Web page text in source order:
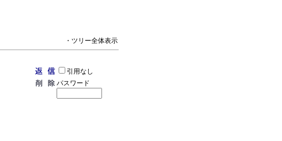
・ツリー全体表示
引用なし
パスワード